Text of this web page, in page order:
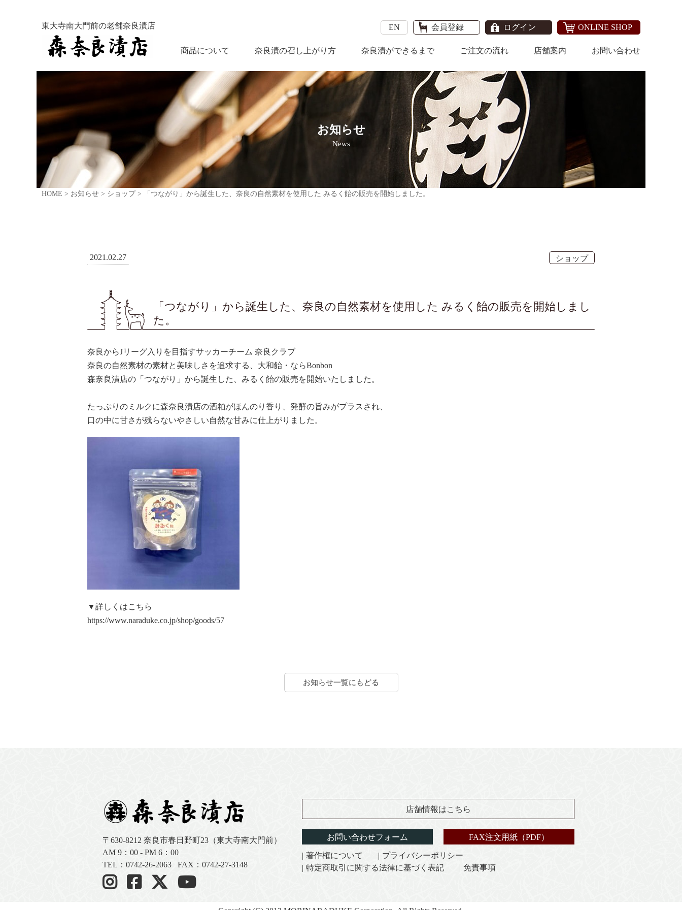
東大寺南大門前の老舗奈良漬店 EN 会員登録 ログイン ONLINE SHOP
商品について 奈良漬の召し上がり方 奈良漬ができるまで ご注文の流れ 店舗案内 お問い合わせ
お知らせ
News
HOME > お知らせ > ショップ > 「つながり」から誕生した、奈良の自然素材を使用した みるく飴の販売を開始しました。
2021.02.27 ショップ
「つながり」から誕生した、奈良の自然素材を使用した みるく飴の販売を開始しまし
た。
奈良からJリーグ入りを目指すサッカーチーム 奈良クラブ
奈良の自然素材の素材と美味しさを追求する、大和飴・ならBonbon
森奈良漬店の「つながり」から誕生した、みるく飴の販売を開始いたしました。
たっぷりのミルクに森奈良漬店の酒粕がほんのり香り、発酵の旨みがプラスされ、
口の中に甘さが残らないやさしい自然な甘みに仕上がりました。
▼詳しくはこちら
https://www.naraduke.co.jp/shop/goods/57
お知らせ一覧にもどる
〒630-8212 奈良市春日野町23（東大寺南大門前）
AM 9：00 - PM 6：00
TEL： 0742-26-2063 FAX：0742-27-3148
店舗情報はこちら
お問い合わせフォーム FAX注文用紙（PDF）
著作権について
プライバシーポリシー
特定商取引に関する法律に基づく表記
免責事項